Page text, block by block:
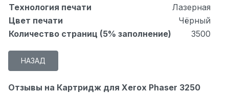
Технология печати
Лазерная
Цвет печати
Чёрный
Количество страниц (5% заполнение)
3500
Отзывы на Картридж для Xerox Phaser 3250